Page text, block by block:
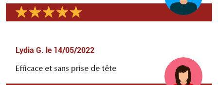
Lydia G. le 14/05/2022
Efficace et sans prise de tête